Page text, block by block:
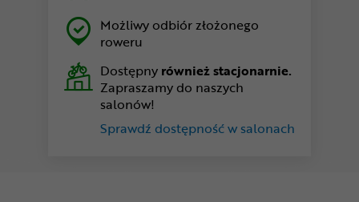
Możliwy odbiór złożonego
roweru
Dostępny również stacjonarnie.
Zapraszamy do naszych
salonów!
Sprawdź dostępność w salonach